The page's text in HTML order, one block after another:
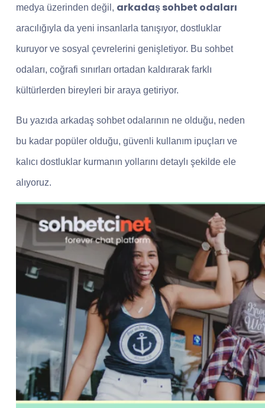
medya üzerinden değil, arkadaş sohbet odaları
aracılığıyla da yeni insanlarla tanışıyor, dostluklar
kuruyor ve sosyal çevrelerini genişletiyor. Bu sohbet
odaları, coğrafi sınırları ortadan kaldırarak farklı
kültürlerden bireyleri bir araya getiriyor.
Bu yazıda arkadaş sohbet odalarının ne olduğu, neden
bu kadar popüler olduğu, güvenli kullanım ipuçları ve
kalıcı dostluklar kurmanın yollarını detaylı şekilde ele
alıyoruz.